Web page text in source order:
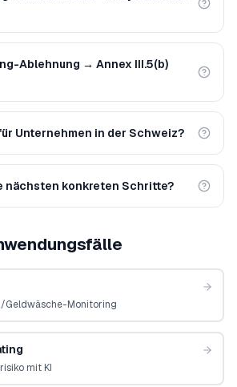
Ablehnung → Annex III.5(b)
Unternehmen in der Schweiz?
nächsten konkreten Schritte?
Geldwäsche-Monitoring
mit KI